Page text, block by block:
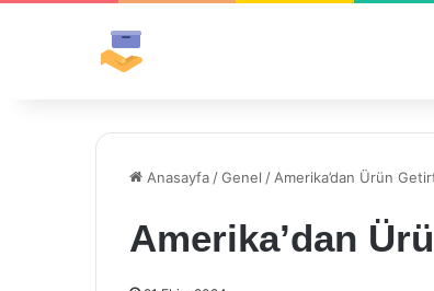
Anasayfa /Genel / Amerika’dan Ürün
Amerika’dan